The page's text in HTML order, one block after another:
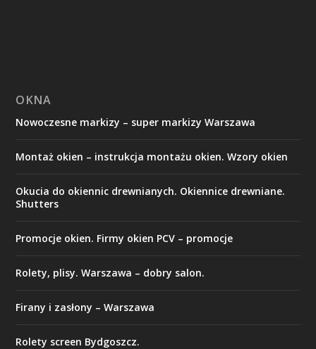
OKNA
Nowoczesne markizy – super markizy Warszawa
Montaż okien – instrukcja montażu okien. Wzory okien
Okucia do okiennic drewnianych. Okiennice drewniane.
Shutters
Promocje okien. Firmy okien PCV – promocje
Rolety, plisy. Warszawa – dobry salon.
Firany i zasłony – Warszawa
Rolety screen Bydgoszcz.